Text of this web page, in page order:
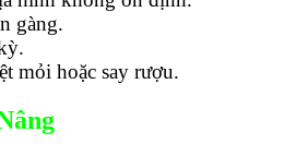
gàng.
mỏi hoặc say rượu.